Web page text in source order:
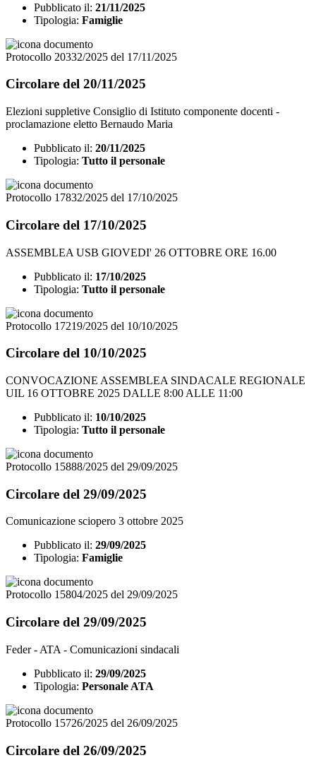
Pubblicato il: 21/11/2025
Tipologia: Famiglie
Protocollo 20332/2025 del 17/11/2025
Circolare del 20/11/2025
Elezioni suppletive Consiglio di Istituto componente docenti -
proclamazione eletto Bernaudo Maria
Pubblicato il: 20/11/2025
Tipologia: Tutto il personale
Protocollo 17832/2025 del 17/10/2025
Circolare del 17/10/2025
ASSEMBLEA USB GIOVEDI' 26 OTTOBRE ORE 16.00
Pubblicato il: 17/10/2025
Tipologia: Tutto il personale
Protocollo 17219/2025 del 10/10/2025
Circolare del 10/10/2025
CONVOCAZIONE ASSEMBLEA SINDACALE REGIONALE
UIL 16 OTTOBRE 2025 DALLE 8:00 ALLE 11:00
Pubblicato il: 10/10/2025
Tipologia: Tutto il personale
Protocollo 15888/2025 del 29/09/2025
Circolare del 29/09/2025
Comunicazione sciopero 3 ottobre 2025
Pubblicato il: 29/09/2025
Tipologia: Famiglie
Protocollo 15804/2025 del 29/09/2025
Circolare del 29/09/2025
Feder - ATA - Comunicazioni sindacali
Pubblicato il: 29/09/2025
Tipologia: Personale ATA
Protocollo 15726/2025 del 26/09/2025
Circolare del 26/09/2025